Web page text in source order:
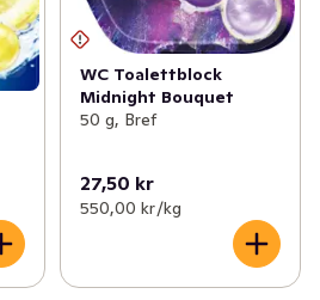
WC Toalettblock
Midnight Bouquet
50 g, Bref
27,50 kr
550,00 kr /kg